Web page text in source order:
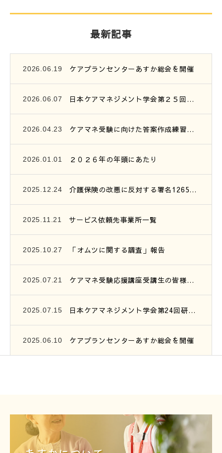
最新記事
2026.06.19 ケアプランセンターあすか総会を開催
2026.06.07 日本ケアマネジメント学会第２５回研究大会参加報告
2026.04.23 ケアマネ受験に向けた答案作成練習会開催のご案内
2026.01.01 ２０２６年の年頭にあたり
2025.12.24 介護保険の改悪に反対する署名1265筆を提出
2025.11.21 サービス依頼先事業所一覧
2025.10.27 「オムツに関する調査」報告
2025.07.21 ケアマネ受験応援講座受講生の皆様へ、連絡です。
2025.07.15 日本ケアマネジメント学会第24回研究大会参加報告
2025.06.10 ケアプランセンターあすか総会を開催